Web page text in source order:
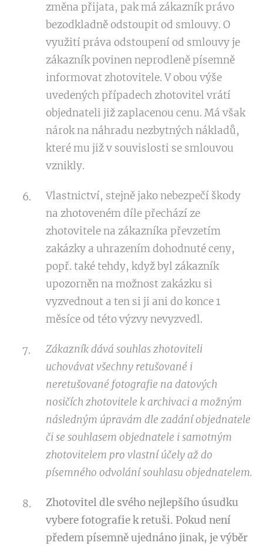
změna přijata, pak má zákazník právo
bezodkladně odstoupit od smlouvy. O
využití práva odstoupení od smlouvy je
zákazník povinen neprodleně písemně
informovat zhotovitele. V obou výše
uvedených případech zhotovitel vrátí
objednateli již zaplacenou cenu. Má však
nárok na náhradu nezbytných nákladů,
které mu již v souvislosti se smlouvou
vznikly.
Vlastnictví, stejně jako nebezpečí škody
na zhotoveném díle přechází ze
zhotovitele na zákazníka převzetím
zakázky a uhrazením dohodnuté ceny,
popř. také tehdy, když byl zákazník
upozorněn na možnost zakázku si
vyzvednout a ten si ji ani do konce 1
měsíce od této výzvy nevyzvedl.
Zákazník dává souhlas zhotoviteli
uchovávat všechny retušované i
neretušované fotografie na datových
nosičích zhotovitele k archivaci a možným
následným úpravám dle zadání objednatele
či se souhlasem objednatele i samotným
zhotovitelem pro vlastní účely až do
písemného odvolání souhlasu objednatelem.
Zhotovitel dle svého nejlepšího úsudku
vybere fotografie k retuši. Pokud není
předem písemně ujednáno jinak, je výběr